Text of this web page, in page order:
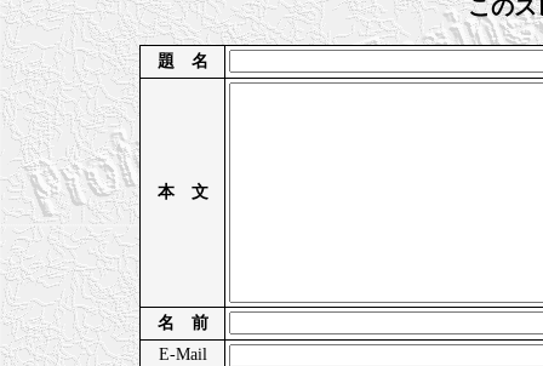
このス
題 名
本 文
名 前
E-Mail